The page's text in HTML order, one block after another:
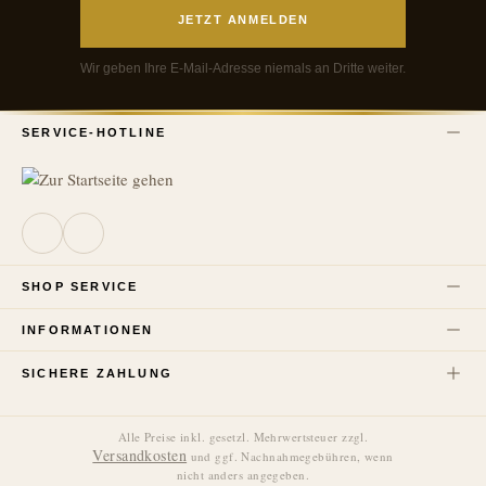
JETZT ANMELDEN
Wir geben Ihre E-Mail-Adresse niemals an Dritte weiter.
SERVICE-HOTLINE
SHOP SERVICE
INFORMATIONEN
SICHERE ZAHLUNG
Alle Preise inkl. gesetzl. Mehrwertsteuer zzgl.
Versandkosten und ggf. Nachnahmegebühren, wenn
nicht anders angegeben.